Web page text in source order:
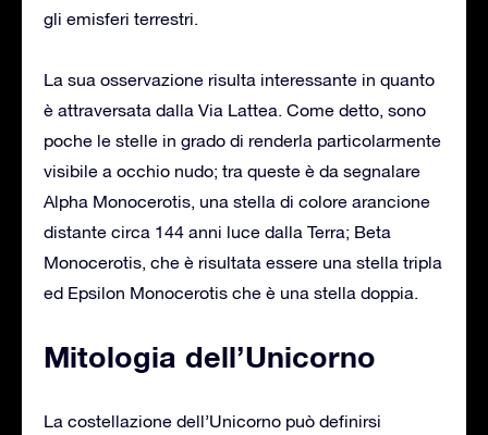
gli emisferi terrestri.
La sua osservazione risulta interessante in quanto
è attraversata dalla Via Lattea. Come detto, sono
poche le stelle in grado di renderla particolarmente
visibile a occhio nudo; tra queste è da segnalare
Alpha Monocerotis, una stella di colore arancione
distante circa 144 anni luce dalla Terra; Beta
Monocerotis, che è risultata essere una stella tripla
ed Epsilon Monocerotis che è una stella doppia.
Mitologia dell’Unicorno
La costellazione dell’Unicorno può definirsi